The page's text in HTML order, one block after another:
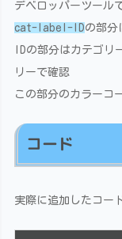
デベロッパーツール
cat-label-IDの部分
IDの部分はカテゴ
リーで確認
この部分のカラーコ
コード
実際に追加したコー